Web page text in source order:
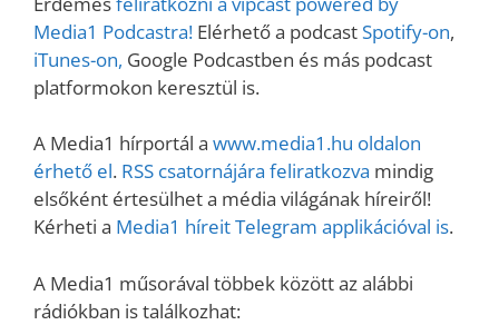
Media1 Podcastra! Elérhető a podcastSpotify-on,
iTunes-on, Google Podcastben és más podcast
platformokon keresztül is.
A Media1 hírportál a www.media1.hu oldalon
érhető el. RSS csatornájára feliratkozva mindig
elsőként értesülhet a média világának híreiről!
Kérheti a Media1 híreit Telegram applikációval is.
A Media1 műsorával többek között az alábbi
rádiókban is találkozhat: